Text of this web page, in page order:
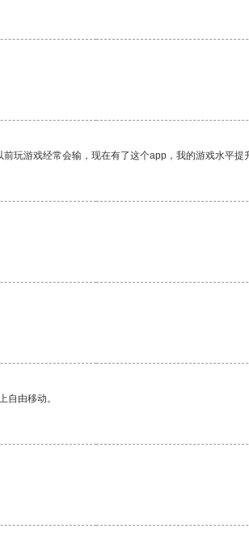
玩游戏经常会输，现在有了这个app，我的游戏水平提
自由移动。